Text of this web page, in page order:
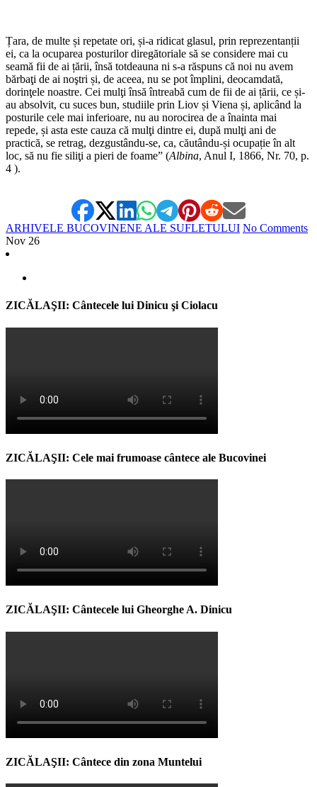
Țara, de multe și repetate ori, și-a ridicat glasul, prin reprezentanții
ei, ca la ocuparea posturilor diregătoriale să se considere mai cu
seamă fii de ai țării, însă totdeauna ni s-a răspuns că noi nu avem
bărbaţi de ai noştri și, de aceea, nu se pot împlini, deocamdată,
dorinţele noastre. Cei mulţi însă întreabă cum de fii de ai țării, ce și-
au absolvit, cu suces bun, studiile prin Liov și Viena și, aplicând la
posturile cele mai inferioare, nu au norocirea de a înainta mai
repede, și asta este cauza că mulţi dintre ei, după mulţi ani de
practică, se retrag, dezgustându-se, ca, căutându-și ocupație în alt
loc, să nu fie siliţi a pieri de foame” (Albina, Anul I, 1866, Nr. 70, p.
4 ).
ARHIVELE BUCOVINENE ALE SUFLETULUI No Comments
Nov 26
ZICĂLAŞII: Cântecele lui Dinicu şi Ciolacu
ZICĂLAŞII: Cele mai frumoase cântece ale Bucovinei
ZICĂLAŞII: Cântecele lui Gheorghe A. Dinicu
ZICĂLAŞII: Cântece din zona Muntelui